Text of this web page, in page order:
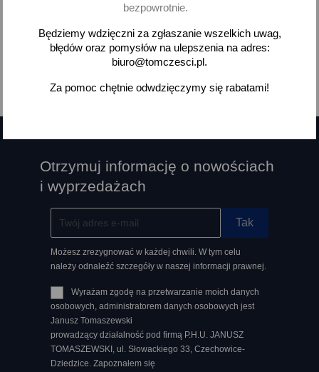
Pokazano 1-3 z 3 pozycji
Powrót do góry
Otrzymuj informację o nowościach
i wyprzedażach
Możesz zrezygnować w każdej chwili. W tym celu
należy odnaleźć szczegóły w naszej informacji prawnej.
Wyrażam zgodę na przetwarzanie moich danych
osobowych, administratorem danych osobowych jest
Janusz Tomaszewski
prowadzący działalność pod firmą P.H.U. JANUSZ
TOMASZEWSKI, ul. Słowackiego 33, Czechowice-
Dziedzice. Zapoznałem się
bezpowrotnie.
Będziemy wdzięczni za zgłaszanie wszelkich uwag,
błędów oraz pomysłów na ulepszenia na adres:
biuro@tomczesci.pl.
Za pomoc chętnie odwdzięczymy się rabatami!